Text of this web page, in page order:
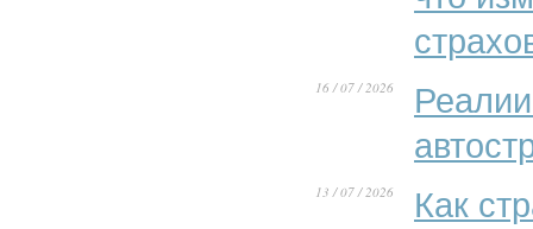
16 / 07 / 2026
13 / 07 / 2026
Как